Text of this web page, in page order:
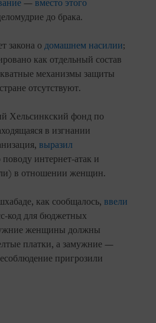
— вместо этого
до брака.
закона о домашнем насилии;
как отдельный состав
механизмы защиты
отсутствуют.
Хельсинкский фонд по
в изгнании
выразил
поводу интернет-атак и
в отношении женщин.
как сообщалось, ввели
код для бюджетных
женщины должны
платки, а замужние —
пригрозили